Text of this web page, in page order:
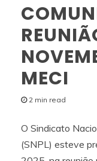
MECI
2 min read
O Sindicato
(SNPL) esteve